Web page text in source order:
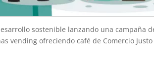
sostenible lanzando una campaña
vending ofreciendo café de Comercio